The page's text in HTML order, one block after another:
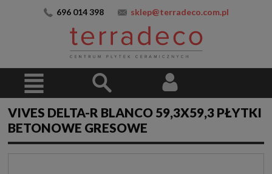
696 014 398 sklep@terradeco.com.pl
VIVES DELTA-R BLANCO 59,3X59,3 PŁYTKI
BETONOWE GRESOWE